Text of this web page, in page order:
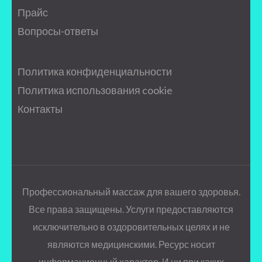
Прайс
Вопросы-ответы
Политика конфиденциальности
Политика использования cookie
Контакты
Профессиональный массаж для вашего здоровья.
Все права защищены. Услуги предоставляются
исключительно в оздоровительных целях и не
являются медицинскими. Ресурс носит